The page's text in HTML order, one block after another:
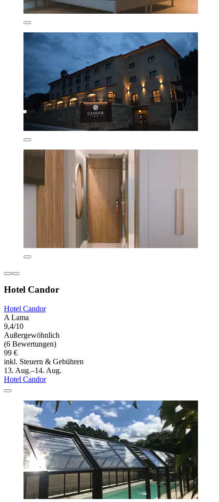
Hotel Candor
Hotel Candor
A Lama
9,4/10
Außergewöhnlich
(6 Bewertungen)
99 €
inkl. Steuern & Gebühren
13. Aug.–14. Aug.
Hotel Candor